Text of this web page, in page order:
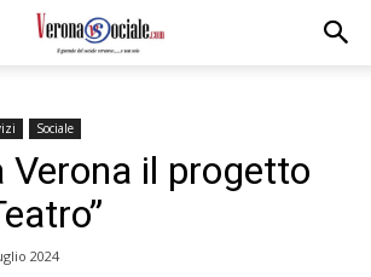
Sociale
Verona il progetto
2024